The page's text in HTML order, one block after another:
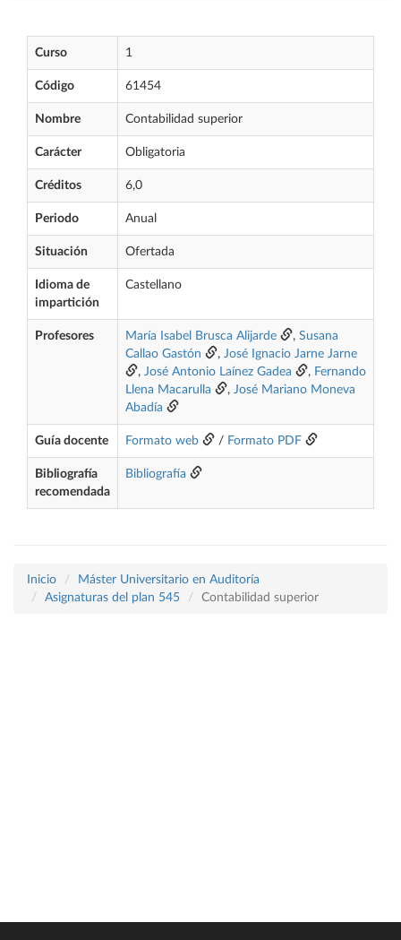
Curso 1
Código 61454
Nombre Contabilidad superior
Carácter Obligatoria
Créditos 6,0
Periodo Anual
Situación Ofertada
Idioma de
impartición
Castellano
Profesores María Isabel Brusca Alijarde , Susana
Callao Gastón
, José Ignacio Jarne Jarne
, José Antonio Laínez Gadea , Fernando
Llena Macarulla
, José Mariano Moneva
Abadía
Guía docente Formato web / Formato PDF
Bibliografía
recomendada
Bibliografía
Inicio
Máster Universitario en Auditoría
Asignaturas del plan 545
Contabilidad superior